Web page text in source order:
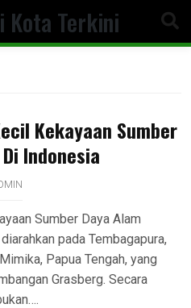
Kota Terkini
Kekayaan Sumber
Indonesia
Sumber Daya Alam
pada Tembagapura,
Papua Tengah, yang
Grasberg. Secara